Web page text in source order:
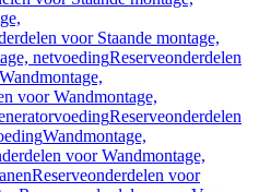
voor Staande montage,
netvoedingReserveonderdelen
Wandmontage,
voor Wandmontage,
Reserveonderdelen
Wandmontage,
voor Wandmontage,
Reserveonderdelen voor